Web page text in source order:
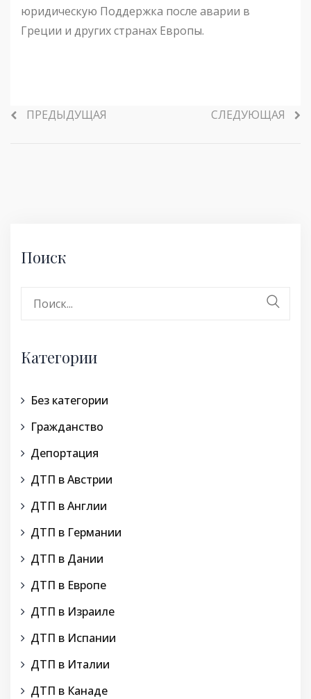
юридическую Поддержка после аварии в
Греции и других странах Европы.
ПРЕДЫДУЩАЯ СЛЕДУЮЩАЯ
Поиск
Категории
Без категории
Гражданство
Депортация
ДТП в Австрии
ДТП в Англии
ДТП в Германии
ДТП в Дании
ДТП в Европе
ДТП в Израиле
ДТП в Испании
ДТП в Италии
ДТП в Канаде